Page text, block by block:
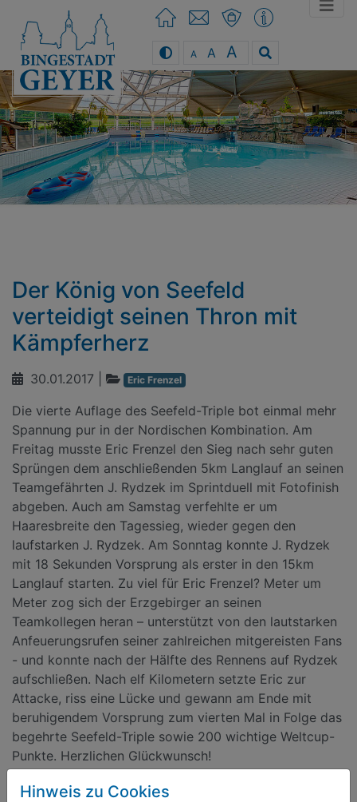
A A A
You can use the keyboard arrow keys
Der König von Seefeld
verteidigt seinen Thron mit
Kämpferherz
30.01.2017 Eric Frenzel
Die vierte Auflage des Seefeld-Triple bot einmal mehr
Spannung pur in der Nordischen Kombination. Am
Freitag musste Eric Frenzel den Sieg nach sehr guten
Sprüngen dem anschließenden 5km Langlauf an seinen
Teamgefährten J. Rydzek im Sprintduell mit Fotofinish
abgeben. Auch am Samstag verfehlte er um
Haaresbreite den Tagessieg, wieder gegen den
laufstarken J. Rydzek. Am Sonntag konnte J. Rydzek
mit 18 Sekunden Vorsprung als erster in den 15km
Langlauf starten. Zu viel für Eric Frenzel? Meter um
Meter zog sich der Erzgebirger an seinen
Teamkollegen heran – unterstützt von den lautstarken
Anfeuerungsrufen seiner zahlreichen mitgereisten Fans
- und konnte nach der Hälfte des Rennens auf Rydzek
aufschließen. Nach elf Kilometern setzte Eric zur
Attacke, riss eine Lücke und gewann am Ende mit
beruhigendem Vorsprung zum vierten Mal in Folge das
begehrte Seefeld-Triple sowie 200 wichtige Weltcup-
Punkte. Herzlichen Glückwunsch!
Zurück
Hinweis zu Cookies